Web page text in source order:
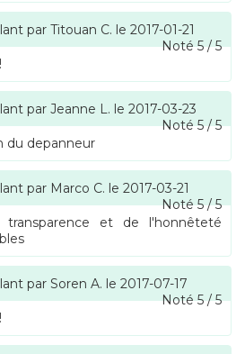
par Titouan C. le 2017-01-21
Noté5/5
par Jeanne L. le 2017-03-23
Noté5/5
du depanneur
par Marco C. le 2017-03-21
Noté5/5
et de l'honnêteté
par Soren A. le 2017-07-17
Noté5/5